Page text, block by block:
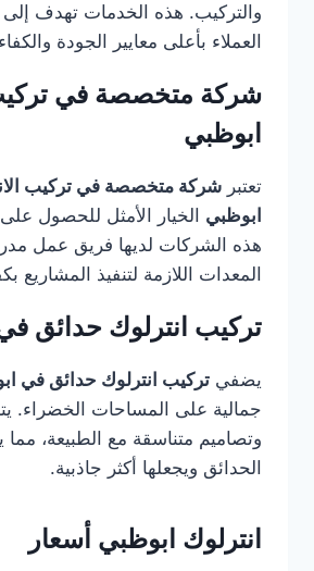
والتركيب. هذه الخدمات تهدف إلى
العملاء بأعلى معايير الجودة
شركة متخصصة في تركيب
ابوظبي
تعتبر شركة متخصصة في تركيب
ابوظبي الخيار الأمثل للحصول على
هذه الشركات لديها فريق عمل
المعدات اللازمة لتنفيذ المشاريع
تركيب انترلوك حدائق
يضفي تركيب انترلوك حدائق في
جمالية على المساحات الخضراء.
وتصاميم متناسقة مع الطبيعة، مما
الحدائق ويجعلها أكثر جاذبية.
انترلوك ابوظبي أسعار